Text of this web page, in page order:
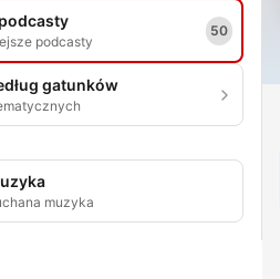
podcasty
50
gatunków
muzyka